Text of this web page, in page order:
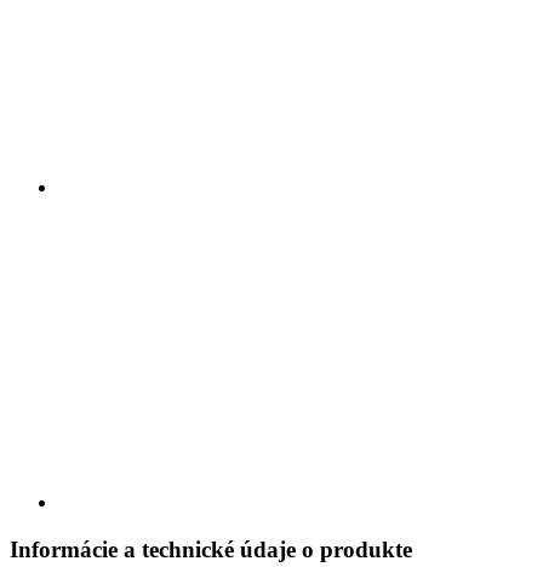
Informácie a technické údaje o produkte